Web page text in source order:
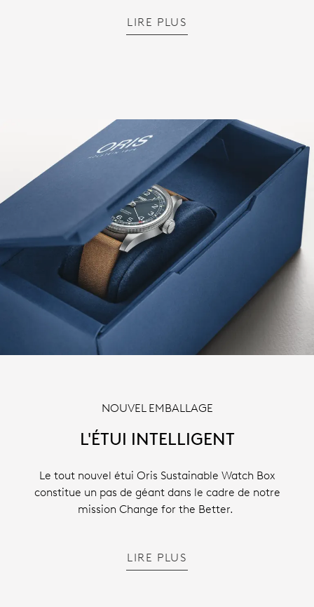
LIRE PLUS
NOUVEL EMBALLAGE
L'ÉTUI INTELLIGENT
Le tout nouvel étui Oris Sustainable Watch Box
constitue un pas de géant dans le cadre de notre
mission Change for the Better.
LIRE PLUS